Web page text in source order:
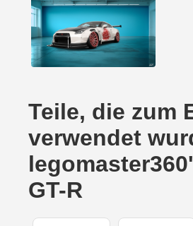
Teile, die zum
verwendet
GT-R